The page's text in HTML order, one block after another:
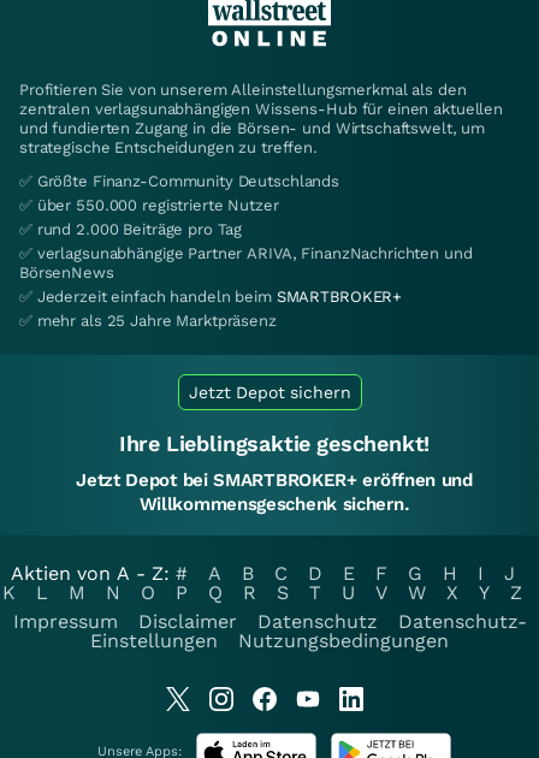
Profitieren Sie von unserem Alleinstellungsmerkmal als den
zentralen verlagsunabhängigen Wissens-Hub für einen aktuellen
und fundierten Zugang in die Börsen- und Wirtschaftswelt, um
strategische Entscheidungen zu treffen.
✅ Größte Finanz-Community Deutschlands
✅ über 550.000 registrierte Nutzer
✅ rund 2.000 Beiträge pro Tag
✅ verlagsunabhängige Partner ARIVA, FinanzNachrichten und
BörsenNews
✅ Jederzeit einfach handeln beim SMARTBROKER+
✅ mehr als 25 Jahre Marktpräsenz
Jetzt Depot sichern
Ihre Lieblingsaktie geschenkt!
Jetzt Depot bei SMARTBROKER+ eröffnen und
Willkommensgeschenk sichern.
Aktien von A - Z: # A B C D E F G H I
J
K
L M N O P Q R S T U V W X Y
Z
Impressum
Disclaimer Datenschutz
Datenschutz-
Einstellungen
Nutzungsbedingungen
Unsere Apps: